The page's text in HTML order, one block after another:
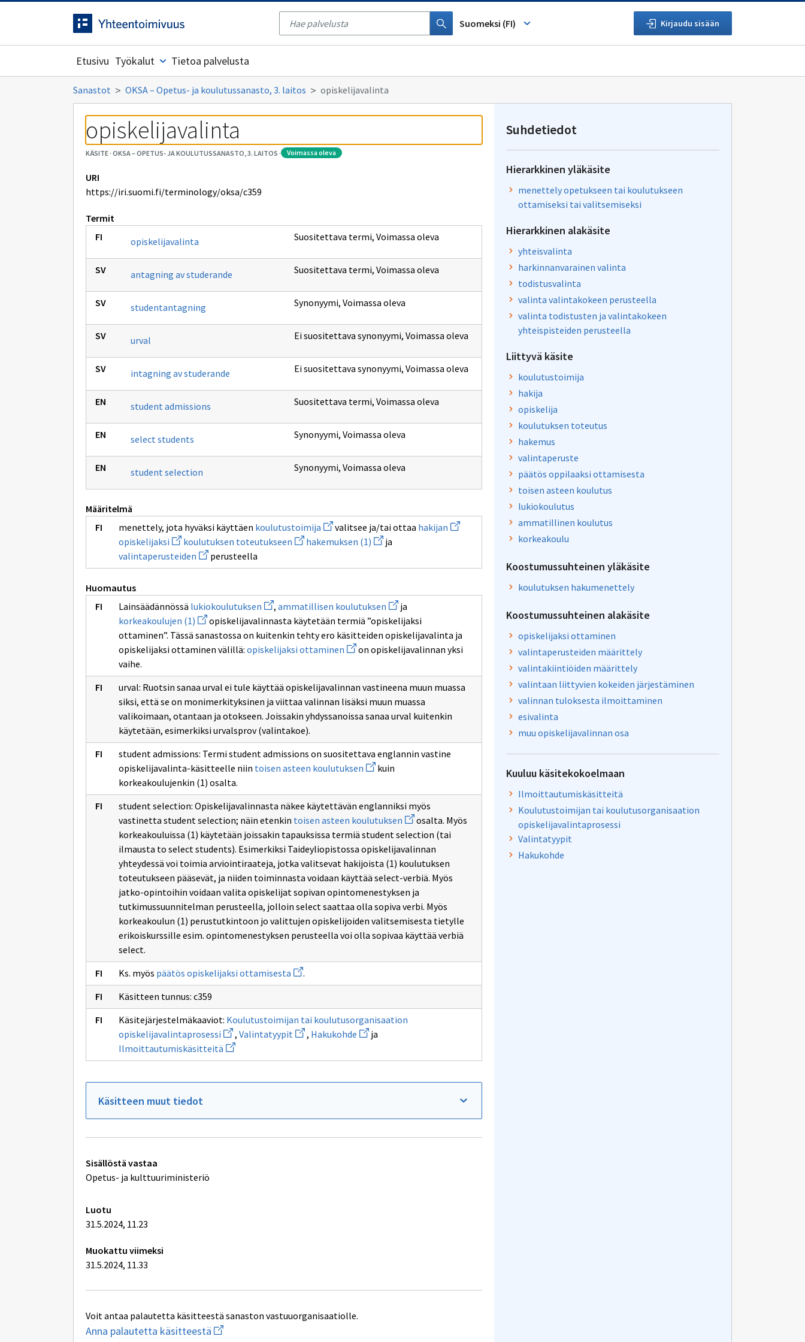
Siirrytty
Tyhjennä
haku
Suomeksi (FI) Kirjaudu sisään
Etusivu Työkalut Tietoa palvelusta
Sanastot OKSA – Opetus- ja koulutussanasto, 3. laitos opiskelijavalinta
opiskelijavalinta
KÄSITE· OKSA – OPETUS- JA KOULUTUSSANASTO, 3. LAITOS · voimassa oleva
URI
https://iri.suomi.fi/terminology/oksa/c359
Termit
opiskelijavalinta
Suositettava termi, Voimassa oleva
antagning av studerande Suositettava termi, Voimassa oleva
studentantagning Synonyymi, Voimassa oleva
urval Ei suositettava synonyymi, Voimassa oleva
intagning av studerande Ei suositettava synonyymi, Voimassa oleva
student admissions Suositettava termi, Voimassa oleva
select students Synonyymi, Voimassa oleva
student selection Synonyymi, Voimassa oleva
Määritelmä
menettely, jota hyväksi käyttäen koulutustoimija Avaa
uuden
ikkunan
valitsee ja/tai ottaa hakijan Avaa
uuden
opiskelijaksi Avaa
uuden
ikkunan
sivulle
koulutuksen toteutukseen Avaa
uuden
sivulle
hakemuksen (1) Avaa
uuden
sivulle
ja
valintaperusteiden Avaa
uuden
ikkunan
perusteella
Huomautus
Lainsäädännössä lukiokoulutuksen Avaa
uuden
ikkunan
sivulle
lukiokoulutuksen
, ammatillisen koulutuksen Avaa
uuden
ikkunan
sivulle
ammatillisen
koulutuksen
ja
korkeakoulujen (1) Avaa
uuden
ikkunan
sivulle
korkeakoulujen
opiskelijavalinnasta käytetään termiä ”opiskelijaksi
ottaminen”. Tässä sanastossa on kuitenkin tehty ero käsitteiden opiskelijavalinta ja
opiskelijaksi ottaminen välillä: opiskelijaksi ottaminen Avaa
uuden
sivulle
opiskelijaksi
ottaminen
on opiskelijavalinnan yksi
vaihe.
urval: Ruotsin sanaa urval ei tule käyttää opiskelijavalinnan vastineena muun muassa
siksi, että se on monimerkityksinen ja viittaa valinnan lisäksi muun muassa
valikoimaan, otantaan ja otokseen. Joissakin yhdyssanoissa sanaa urval kuitenkin
käytetään, esimerkiksi urvalsprov (valintakoe).
student admissions: Termi student admissions on suositettava englannin vastine
opiskelijavalinta-käsitteelle niin toisen asteen koulutuksen Avaa
uuden
sivulle
toisen
asteen
koulutuksen
kuin
korkeakoulujenkin (1) osalta.
student selection: Opiskelijavalinnasta näkee käytettävän englanniksi myös
vastinetta student selection; näin etenkin toisen asteen koulutuksen Avaa
uuden
ikkunan
sivulle
toisen
asteen
koulutuksen
osalta. Myös
korkeakouluissa (1) käytetään joissakin tapauksissa termiä student selection (tai
ilmausta to select students). Esimerkiksi Taideyliopistossa opiskelijavalinnan
yhteydessä voi toimia arviointiraateja, jotka valitsevat hakijoista (1) koulutuksen
toteutukseen pääsevät, ja niiden toiminnasta voidaan käyttää select-verbiä. Myös
jatko-opintoihin voidaan valita opiskelijat sopivan opintomenestyksen ja
tutkimussuunnitelman perusteella, jolloin select saattaa olla sopiva verbi. Myös
korkeakoulun (1) perustutkintoon jo valittujen opiskelijoiden valitsemisesta tietylle
erikoiskurssille esim. opintomenestyksen perusteella voi olla sopivaa käyttää verbiä
select.
Ks. myös päätös opiskelijaksi ottamisesta Avaa
uuden
ikkunan
päätös
opiskelijaksi
ottamisesta
.
Käsitteen tunnus: c359
Käsitejärjestelmäkaaviot: Koulutustoimijan tai koulutusorganisaation
opiskelijavalintaprosessi Avaa
uuden
ikkunan
sivulle
tai
, Valintatyypit Avaa
uuden
sivulle
, Hakukohde Avaa
uuden
sivulle
ja
Ilmoittautumiskäsitteitä Avaa
uuden
ikkunan
Ilmoittautumiskäsitteitä
Käsitteen muut tiedot
Tekniset
lisätiedot
Sisällöstä vastaa
Opetus- ja kulttuuriministeriö
Luotu
31.5.2024, 11.23
Muokattu viimeksi
31.5.2024, 11.33
Voit antaa palautetta käsitteestä sanaston vastuuorganisaatiolle.
Anna palautetta käsitteestä Aloita
uuden
Suhdetiedot
Hierarkkinen yläkäsite
menettely opetukseen tai koulutukseen
ottamiseksi tai valitsemiseksi
Hierarkkinen alakäsite
yhteisvalinta
harkinnanvarainen valinta
todistusvalinta
valinta valintakokeen perusteella
valinta todistusten ja valintakokeen
yhteispisteiden perusteella
Liittyvä käsite
koulutustoimija
hakija
opiskelija
koulutuksen toteutus
hakemus
valintaperuste
päätös oppilaaksi ottamisesta
toisen asteen koulutus
lukiokoulutus
ammatillinen koulutus
korkeakoulu
Koostumussuhteinen yläkäsite
koulutuksen hakumenettely
Koostumussuhteinen alakäsite
opiskelijaksi ottaminen
valintaperusteiden määrittely
valintakiintiöiden määrittely
valintaan liittyvien kokeiden järjestäminen
valinnan tuloksesta ilmoittaminen
esivalinta
muu opiskelijavalinnan osa
Kuuluu käsitekokoelmaan
Ilmoittautumiskäsitteitä
Koulutustoimijan tai koulutusorganisaation
opiskelijavalintaprosessi
Valintatyypit
Hakukohde